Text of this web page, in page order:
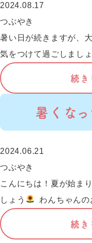
2024.08.17
つぶやき
暑い日が続きますが、
気をつけて過ごしまし
続き
暑くな
2024.06.21
つぶやき
こんにちは！夏が始ま
しょう
わんちゃんの
続き